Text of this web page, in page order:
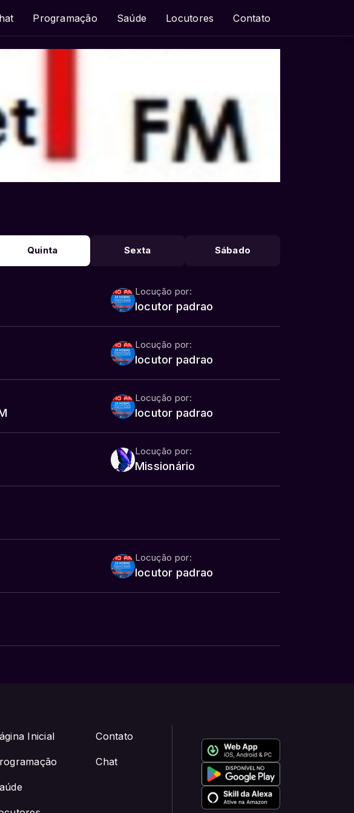
Programação Saúde Locutores Contato
Quinta Sexta Sábado
Locução por:
locutor padrao
Locução por:
locutor padrao
Locução por:
locutor padrao
Locução por:
Missionário
Locução por:
locutor padrao
Inicial Contato
Chat